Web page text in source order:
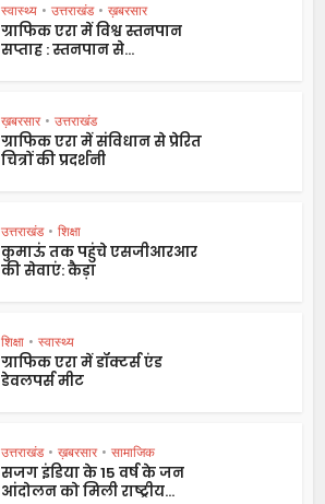
स्वास्थ्य • उत्तराखंड • ख़बरसार
ग्राफिक एरा में विश्व स्तनपान
सप्ताह : स्तनपान से...
ख़बरसार • उत्तराखंड
ग्राफिक एरा में संविधान से प्रेरित
चित्रों की प्रदर्शनी
उत्तराखंड • शिक्षा
कुमाऊं तक पहुंचे एसजीआरआर
की सेवाएं: कैड़ा
शिक्षा • स्वास्थ्य
ग्राफिक एरा में डॉक्टर्स एंड
डेवलपर्स मीट
उत्तराखंड • ख़बरसार • सामाजिक
सजग इंडिया के 15 वर्ष के जन
आंदोलन को मिली राष्ट्रीय...